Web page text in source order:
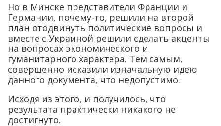
Но в Минске представители Франции и
Германии, почему-то, решили на второй
план отодвинуть политические вопросы и
вместе с Украиной решили сделать акценты
на вопросах экономического и
гуманитарного характера. Тем самым,
совершенно исказили изначальную идею
данного документа, что недопустимо.
Исходя из этого, и получилось, что
результата практически никакого не
достигнуто.